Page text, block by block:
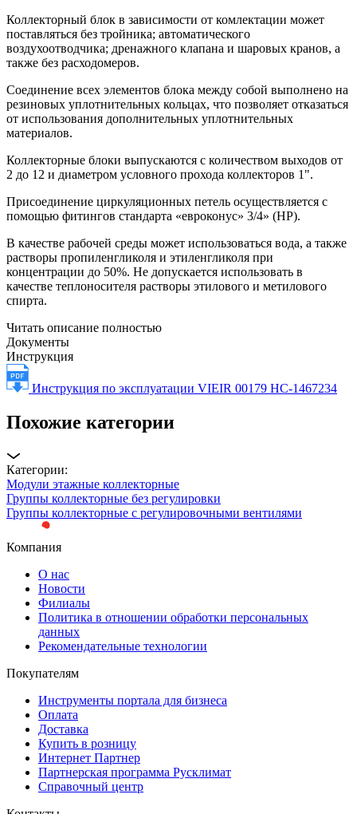
Коллекторный блок в зависимости от комлектации может
поставляться без тройника; автоматического
воздухоотводчика; дренажного клапана и шаровых кранов, а
также без расходомеров.
Соединение всех элементов блока между собой выполнено на
резиновых уплотнительных кольцах, что позволяет отказаться
от использования дополнительных уплотнительных
материалов.
Коллекторные блоки выпускаются с количеством выходов от
2 до 12 и диаметром условного прохода коллекторов 1".
Присоединение циркуляционных петель осуществляется с
помощью фитингов стандарта «евроконус» 3/4» (НР).
В качестве рабочей среды может использоваться вода, а также
растворы пропиленгликоля и этиленгликоля при
концентрации до 50%. Не допускается использовать в
качестве теплоносителя растворы этилового и метилового
спирта.
Читать описание полностью
Документы
Инструкция
Инструкция по эксплуатации VIEIR 00179 НС-1467234
Похожие категории
Категории:
Модули этажные коллекторные
Группы коллекторные без регулировки
Группы коллекторные с регулировочными вентилями
Компания
О нас
Новости
Филиалы
Политика в отношении обработки персональных
данных
Рекомендательные технологии
Покупателям
Инструменты портала для бизнеса
Оплата
Доставка
Купить в розницу
Интернет Партнер
Партнерская программа Русклимат
Справочный центр